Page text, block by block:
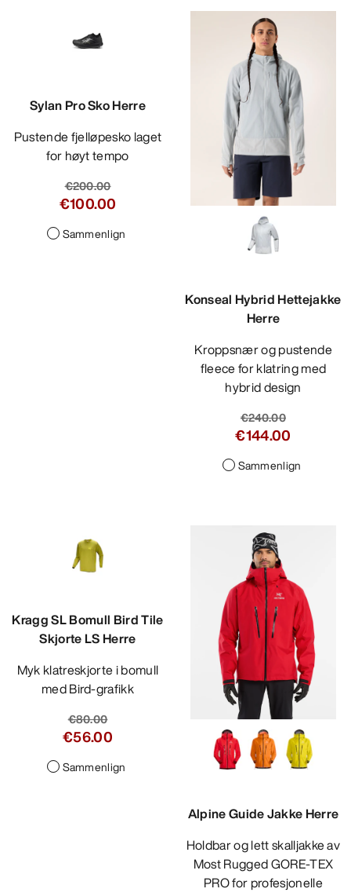
Sylan Pro Sko Herre
Pustende fjelløpesko laget
for høyt tempo
€200.00
€100.00
Sammenlign
Konseal Hybrid Hettejakke
Herre
Kroppsnær og pustende
fleece for klatring med
hybrid design
€240.00
€144.00
Sammenlign
Kragg SL Bomull Bird Tile
Skjorte LS Herre
Myk klatreskjorte i bomull
med Bird-grafikk
€80.00
€56.00
Sammenlign
Alpine Guide Jakke Herre
Holdbar og lett skalljakke av
Most Rugged GORE-TEX
PRO for profesjonelle